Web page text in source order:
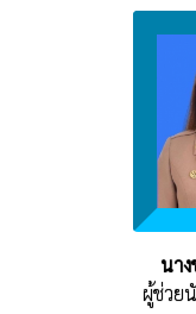
นา
ผู้ช่วย